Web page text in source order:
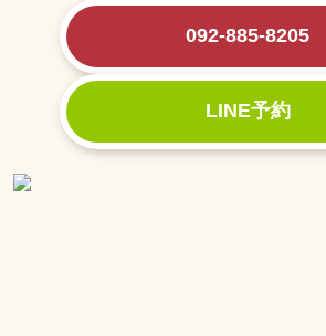
092-885-8205
LINE予約